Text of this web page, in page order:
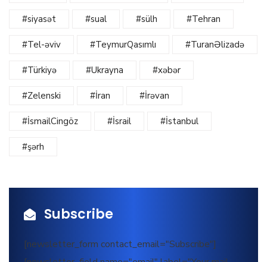
#siyasət #sual #sülh #Tehran
#Tel-əviv #TeymurQasımlı #TuranƏlizadə
#Türkiyə #Ukrayna #xəbər
#Zelenski #İran #İrəvan
#İsmailCingöz #İsrail #İstanbul
#şərh
Subscribe
[newsletter_form contact_email="Subscribe"]